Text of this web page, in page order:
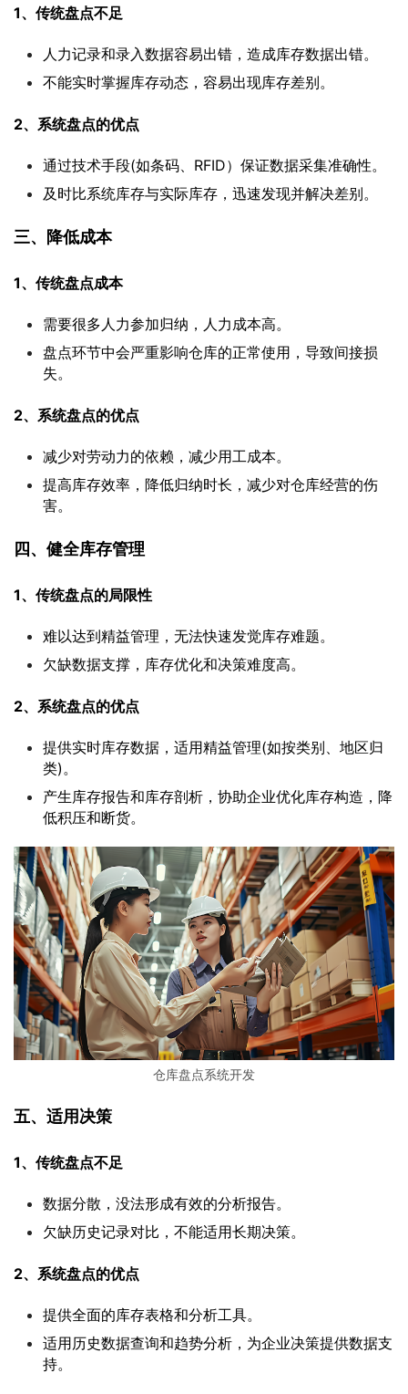
1、传统盘点不足
人力记录和录入数据容易出错，造成库存数据出错。
不能实时掌握库存动态，容易出现库存差别。
2、系统盘点的优点
通过技术手段(如条码、RFID）保证数据采集准确性。
及时比系统库存与实际库存，迅速发现并解决差别。
三、降低成本
1、传统盘点成本
需要很多人力参加归纳，人力成本高。
盘点环节中会严重影响仓库的正常使用，导致间接损
失。
2、系统盘点的优点
减少对劳动力的依赖，减少用工成本。
提高库存效率，降低归纳时长，减少对仓库经营的伤
害。
四、健全库存管理
1、传统盘点的局限性
难以达到精益管理，无法快速发觉库存难题。
欠缺数据支撑，库存优化和决策难度高。
2、系统盘点的优点
提供实时库存数据，适用精益管理(如按类别、地区归
类)。
产生库存报告和库存剖析，协助企业优化库存构造，降
低积压和断货。
仓库盘点系统开发
五、适用决策
1、传统盘点不足
数据分散，没法形成有效的分析报告。
欠缺历史记录对比，不能适用长期决策。
2、系统盘点的优点
提供全面的库存表格和分析工具。
适用历史数据查询和趋势分析，为企业决策提供数据支
持。